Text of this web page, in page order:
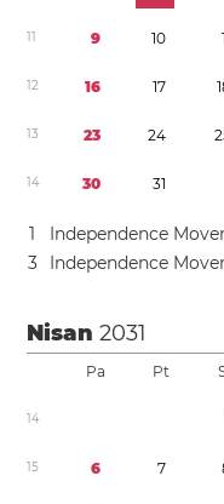
11 9 10
12 16 17 1
13 23 24 2
14 30 31
1
Independence
3
Independence
Nisan2031
Pa Pt
14
15 6 7